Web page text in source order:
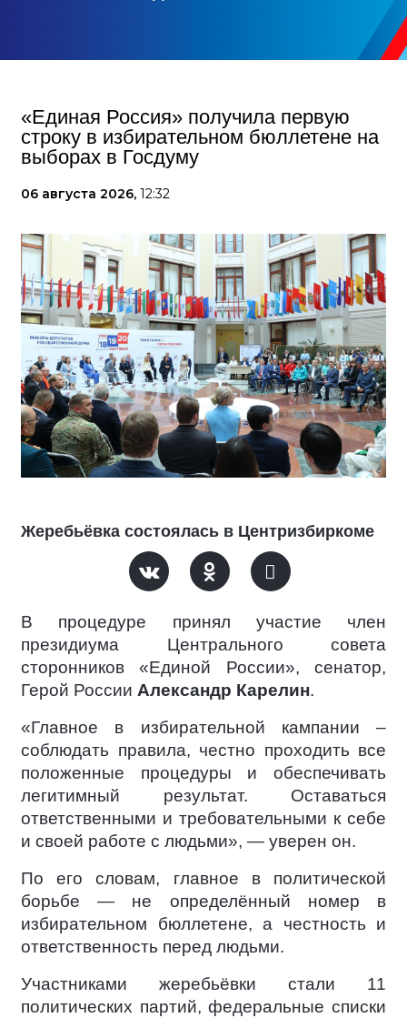
«Единая Россия» получила первую
строку в избирательном бюллетене на
выборах в Госдуму
06 августа 2026, 12:32
Жеребьёвка состоялась в Центризбиркоме
В процедуре принял участие член
президиума Центрального совета
сторонников «Единой России», сенатор,
Герой России Александр Карелин.
«Главное в избирательной кампании –
соблюдать правила, честно проходить все
положенные процедуры и обеспечивать
легитимный результат. Оставаться
ответственными и требовательными к себе
и своей работе с людьми», — уверен он.
По его словам, главное в политической
борьбе — не определённый номер в
избирательном бюллетене, а честность и
ответственность перед людьми.
Участниками жеребьёвки стали 11
политических партий, федеральные списки